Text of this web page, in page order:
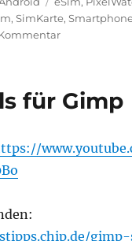
,SimKarte,
zu
mit
eSim
für Gimp